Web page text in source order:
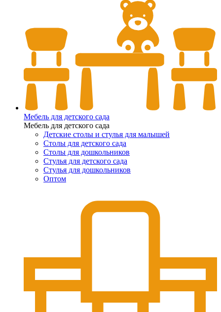
Мебель для детского сада
Мебель для детского сада
Детские столы и стулья для малышей
Столы для детского сада
Столы для дошкольников
Стулья для детского сада
Стулья для дошкольников
Оптом